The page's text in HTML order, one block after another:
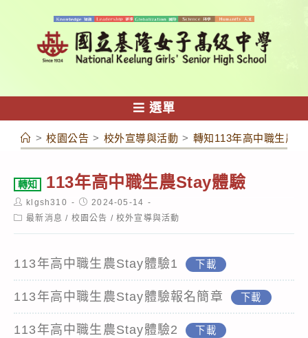
容
選單
> 校園公告 > 校外宣導與活動 > 轉知113年高中職生農
轉知 113年高中職生農Stay體驗
Post
author:
klgsh310
Post
published:
2024-05-14
Post最新消息 / 校園公告 / 校外宣導與活動
113年高中職生農Stay體驗1 下載
113年高中職生農Stay體驗報名簡章 下載
113年高中職生農Stay體驗2 下載